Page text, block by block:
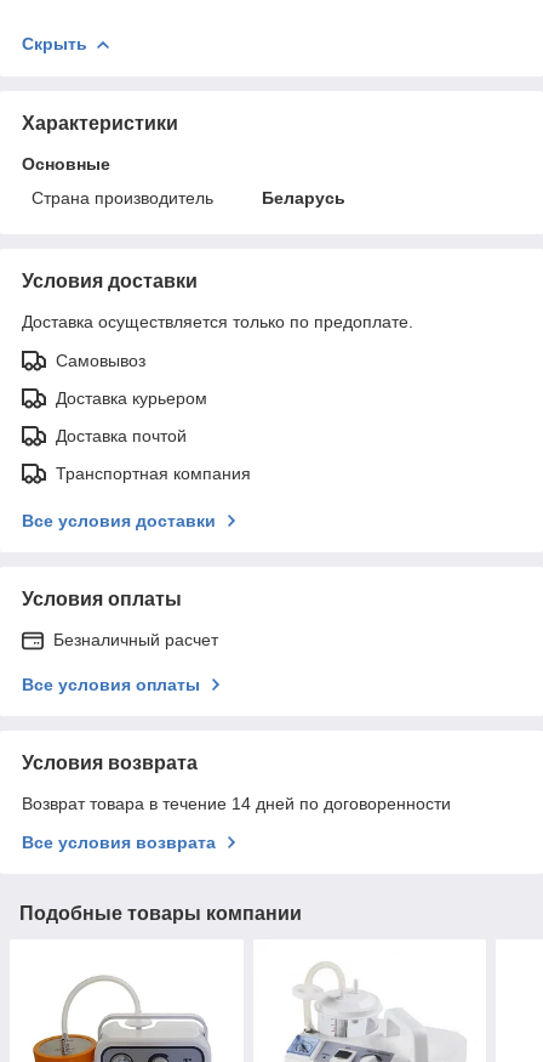
Скрыть
Характеристики
Основные
Страна производитель
Беларусь
Условия доставки
Доставка осуществляется только по предоплате.
Самовывоз
Доставка курьером
Доставка почтой
Транспортная компания
Все условия доставки
Условия оплаты
Безналичный расчет
Все условия оплаты
Условия возврата
Возврат товара в течение 14 дней по договоренности
Все условия возврата
Подобные товары компании